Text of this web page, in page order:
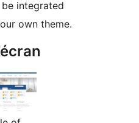
integrated
own theme.